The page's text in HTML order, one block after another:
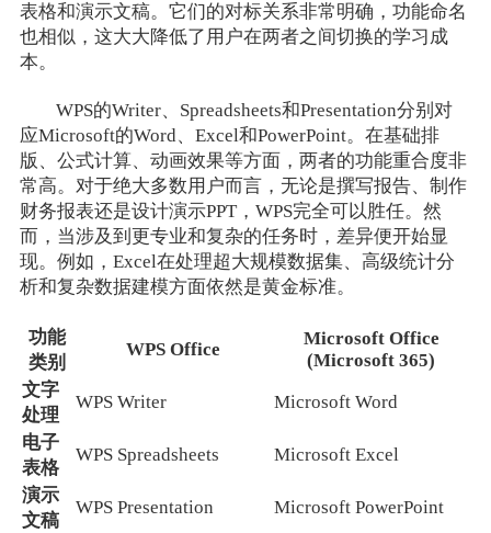
表格和演示文稿。它们的对标关系非常明确，功能命名
也相似，这大大降低了用户在两者之间切换的学习成
本。
WPS的Writer、Spreadsheets和Presentation分别对
应Microsoft的Word、Excel和PowerPoint。在基础排
版、公式计算、动画效果等方面，两者的功能重合度非
常高。对于绝大多数用户而言，无论是撰写报告、制作
财务报表还是设计演示PPT，WPS完全可以胜任。然
而，当涉及到更专业和复杂的任务时，差异便开始显
现。例如，Excel在处理超大规模数据集、高级统计分
析和复杂数据建模方面依然是黄金标准。
功能
类别
WPS Office
Microsoft Office
(Microsoft 365)
文字
处理
WPS Writer
Microsoft Word
电子
表格
WPS Spreadsheets
Microsoft Excel
演示
文稿
WPS Presentation Microsoft PowerPoint